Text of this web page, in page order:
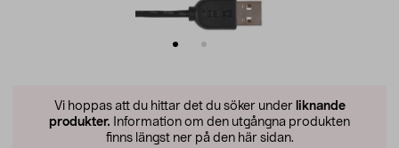
Vi hoppas att du hittar det du söker under liknande
produkter. Information om den utgångna produkten
finns längst ner på den här sidan.